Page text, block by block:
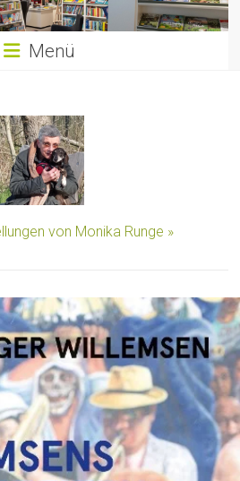
Menü
von Monika Runge »